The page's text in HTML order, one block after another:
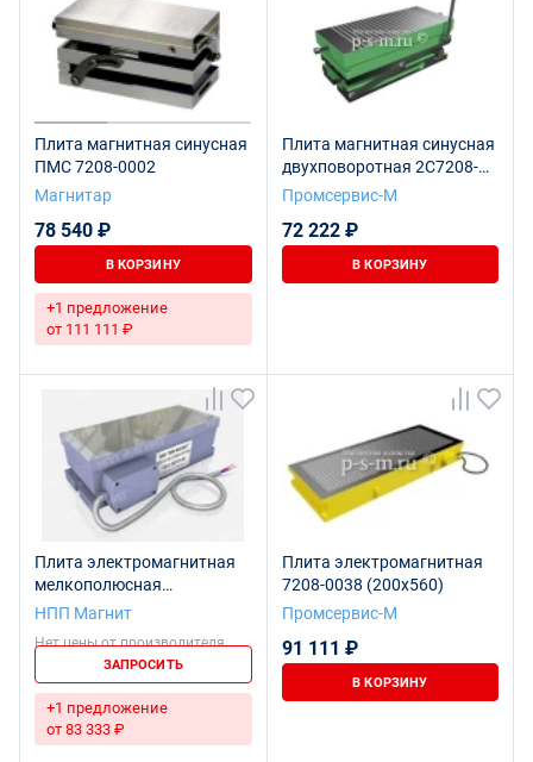
Плита магнитная синусная
ПМС 7208-0002
Магнитар
78 540 ₽
В КОРЗИНУ
+1 предложение
от 111 111 ₽
Плита магнитная синусная
двухповоротная 2С7208-
0103 (125х250)
Промсервис-М
72 222 ₽
В КОРЗИНУ
Плита электромагнитная
мелкополюсная
прямоугольная с
расположением полюсов
7208-0053 (125x320)
НПП Магнит
Нет цены от производителя
ЗАПРОСИТЬ
+1 предложение
от 83 333 ₽
Плита электромагнитная
7208-0038 (200х560)
Промсервис-М
91 111 ₽
В КОРЗИНУ